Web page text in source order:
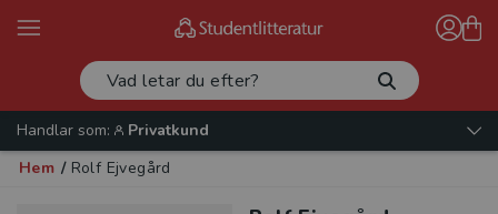
Handlar som:
Privatkund
Hem / Rolf Ejvegård